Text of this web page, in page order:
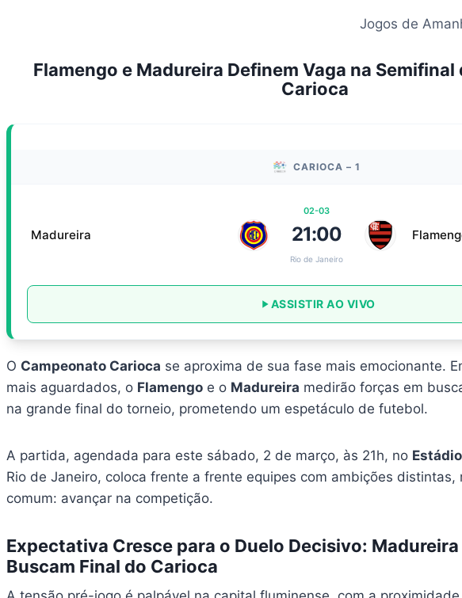
Jogos de
Flamengo e Madureira Definem Vaga na
Carioca
CARIOCA – 1
Madureira
02-03
21:00
Rio de Janeiro
ASSISTIR AO VIVO
O Campeonato Carioca se aproxima de sua fase mais emocionante.
mais aguardados, o Flamengoe o Madureira medirão forças em
na grande final do torneio, prometendo um espetáculo de futebol.
A partida, agendada para este sábado, 2 de março, às 21h, no
Rio de Janeiro, coloca frente a frente equipes com ambições distintas,
comum: avançar na competição.
Expectativa Cresce para o Duelo Decisivo: Madureira
Buscam Final do Carioca